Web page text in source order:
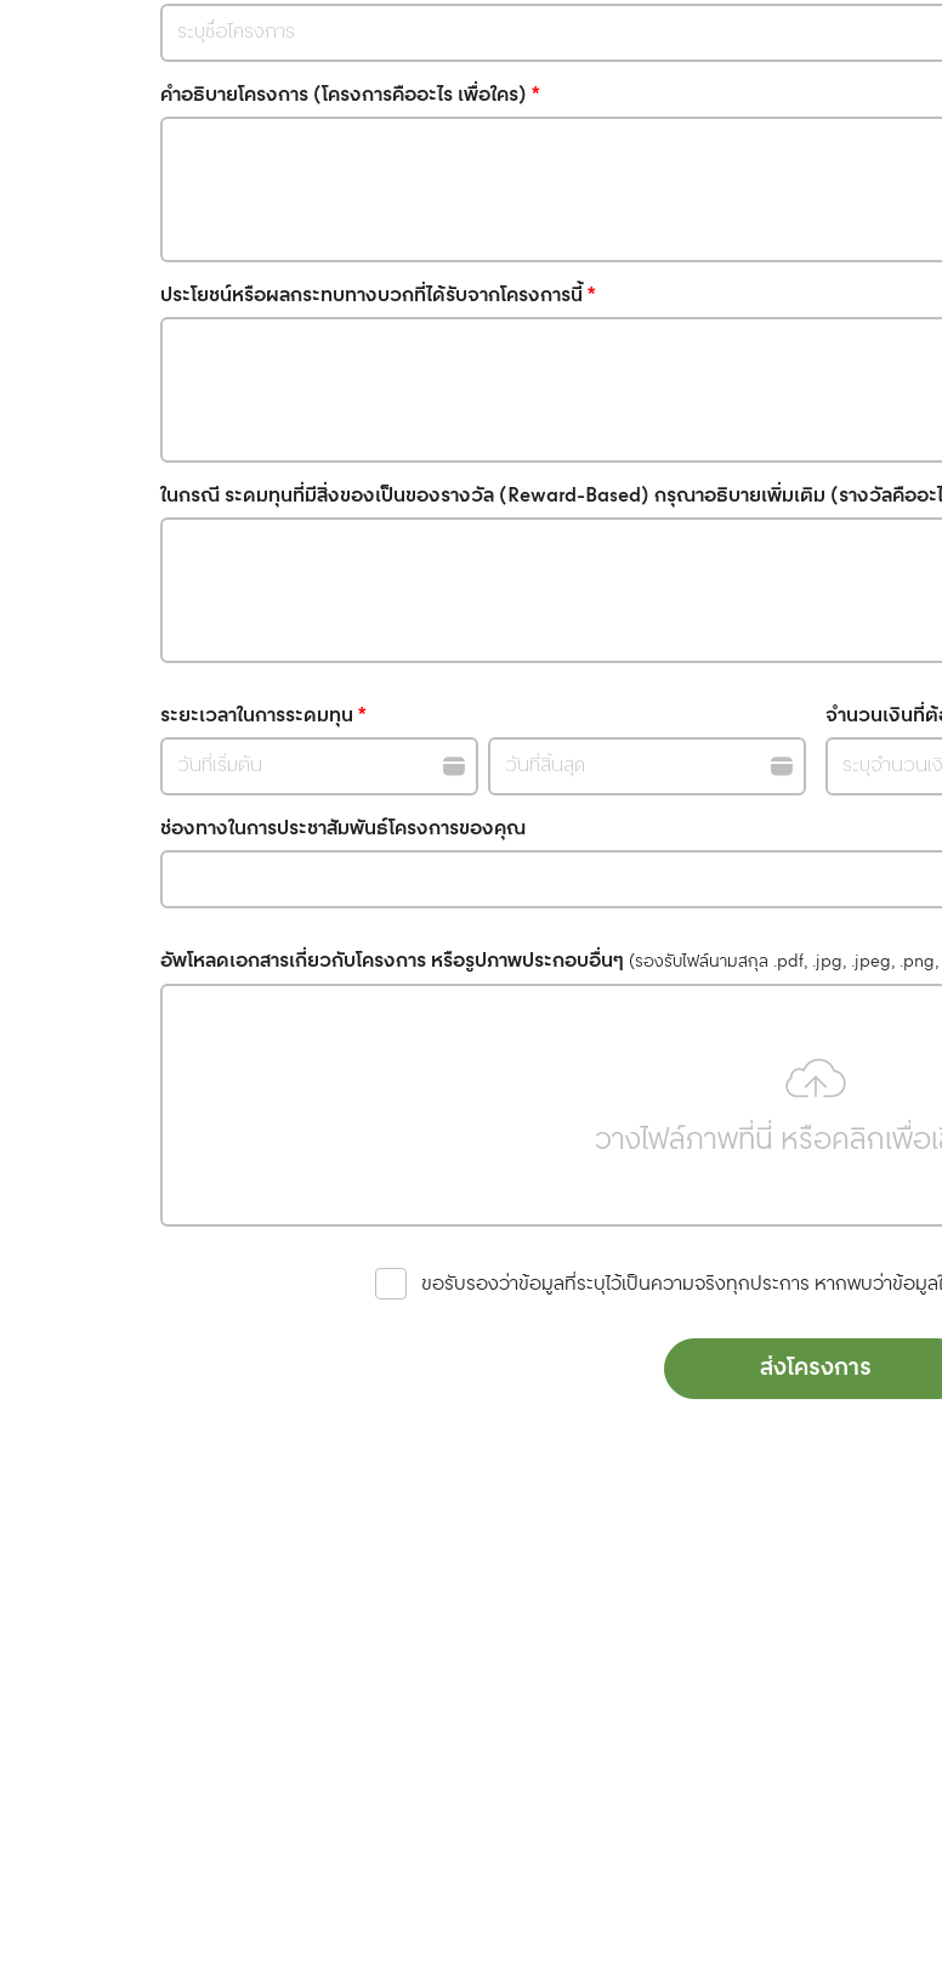
คำอธิบายโครงการ (โครงการคืออะไร เพื่อใคร) *
ประโยชน์หรือผลกระทบทางบวกที่ได้รับจากโครงการนี้ *
ในกรณี ระดมทุนที่มีสิ่งของเป็นของรางวัล (Reward-Based) กรุณาอธิบายเพิ่มเติม (รางวัลคืออะไ
ระยะเวลาในการระดมทุน * จำนวนเงินที่
ช่องทางในการประชาสัมพันธ์โครงการของคุณ
อัพโหลดเอกสารเกี่ยวกับโครงการ หรือรูปภาพประกอบอื่นๆ (รองรับไฟล์นามสกุล .pdf, .jpg, .jpeg, .png,
วางไฟล์ภาพที่นี่ หรือคลิกเพื่อ
ขอรับรองว่าข้อมูลที่ระบุไว้เป็นความจริงทุกประการ หากพบว่าข้อ
ส่งโครงการ